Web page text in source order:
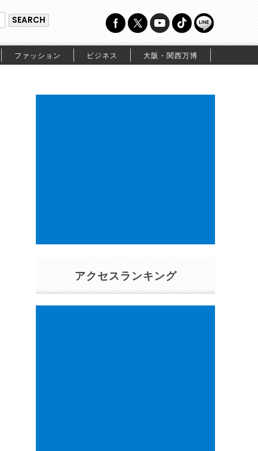
ファッション ビジネス 大阪・関西万博
アクセスランキング